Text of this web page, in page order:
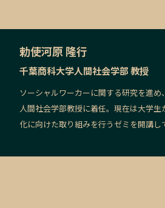
勅使河原 隆行
千葉商科大学人間社会学部 教授
ソーシャルワーカーに関する研究を進
人間社会学部教授に着任。現在は大学
化に向けた取り組みを行うゼミを開講し